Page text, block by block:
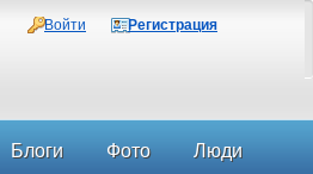
Войти Регистрация
Блоги Фото Люди